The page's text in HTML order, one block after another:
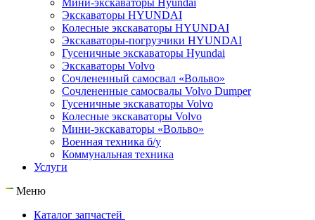
Мини-экскаваторы Hyundai
Экскаваторы HYUNDAI
Колесные экскаваторы HYUNDAI
Экскаваторы-погрузчики HYUNDAI
Гусеничные экскаваторы Hyundai
Экскаваторы Volvo
Сочлененный самосвал «Вольво»
Сочлененные самосвалы Volvo Dumper
Гусеничные экскаваторы Volvo
Колесные экскаваторы Volvo
Мини-экскаваторы «Вольво»
Военная техника б/у
Коммунальная техника
Услуги
Меню
Каталог запчастей